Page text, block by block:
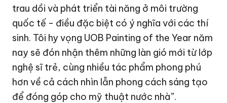
trau dồi và phát triển tài năng ở môi trường
quốc tế - điều đặc biệt có ý nghĩa với các thí
sinh. Tôi hy vọng UOB Painting of the Year năm
nay sẽ đón nhận thêm những làn gió mới từ lớp
nghệ sĩ trẻ, cùng nhiều tác phẩm phong phú
hơn về cả cách nhìn lẫn phong cách sáng tạo
để đóng góp cho mỹ thuật nước nhà”.